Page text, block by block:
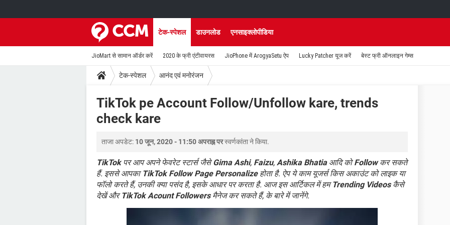
टेक-स्पेशल डाउनलोड एनसाइक्लोपीडिया
JioMart से सामान ऑर्डर करें 2020 के फ्री एंटीवायरस JioPhone में ArogyaSetu ऐप Lucky Patcher यूज करें बेस्ट फ्री ऑनलाइन गेम्स
टेक-स्पेशल आनंद एवं मनोरंजन
TikTok pe Account Follow/Unfollow kare, trends
check kare
ताजा अपडेट: 10 जून, 2020 - 11:50 अपराह्न परस्वर्णकांताने किया.
TikTokपर आप अपने फेवरेट स्टार्स जैसेGima Ashi, Faizu, Ashika Bhatiaआदि कोFollowकर सकते
हैं. इससे आपका TikTok Follow Page Personalizeहोता है. ऐप ये काम यूजर्स किस अकाउंट को लाइक या
फॉलो करते हैं, उनकी क्या पसंद है, इसके आधार पर करता है. आज इस आर्टिकल में हमTrending Videosकैसे
देखें औरTikTok Acount Followersमैनेज कर सकते हैं, के बारे में जानेंगे.